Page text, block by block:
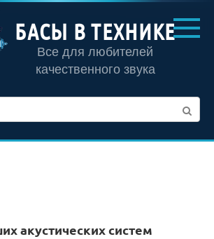
БАСЫ В ТЕХНИКЕ
Все для любителей
качественного звука
акустических систем